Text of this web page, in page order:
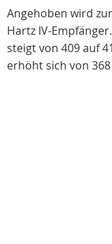
Angehoben wird
Hartz IV-
steigt von 409 auf
erhöht sich von